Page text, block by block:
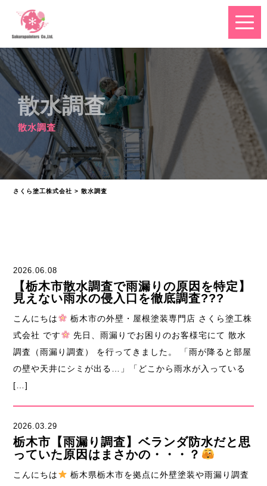
散水調査
散水調査
さくら塗工株式会社 >散水調査
2026.06.08
【栃木市散水調査で雨漏りの原因を特定】
見えない雨水の侵入口を徹底調査???
こんにちは
栃木市の外壁・屋根塗装専門店 さくら塗工株
式会社 です
先日、雨漏りでお困りのお客様宅にて 散水
調査（雨漏り調査） を行ってきました。 「雨が降ると部屋
の壁や天井にシミが出る…」「どこから雨水が入っている
[…]
2026.03.29
栃木市【雨漏り調査】ベランダ防水だと思
っていた原因はまさかの・・・？
こんにちは
栃木県栃木市を拠点に外壁塗装や雨漏り調査